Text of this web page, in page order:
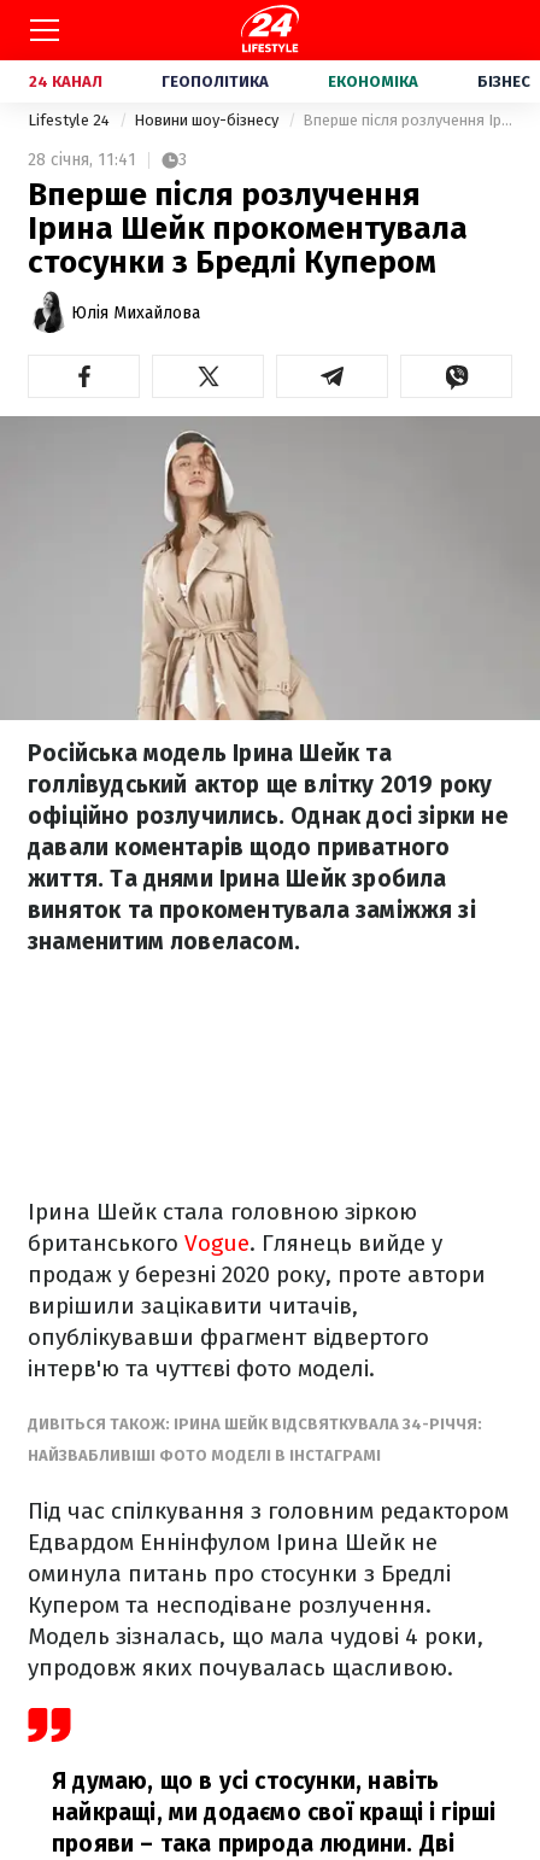
24 КАНАЛ ГЕОПОЛІТИКА ЕКОНОМІКА БІЗНЕС
Lifestyle 24 Новини шоу-бізнесу Вперше після розлучення Ірина Шейк прокоментувала стосунки з Бредлі Купером
28 січня, 11:41 3
Вперше після розлучення
Ірина Шейк прокоментувала
стосунки з Бредлі Купером
Юлія Михайлова
Російська модель Ірина Шейк та
голлівудський актор ще влітку 2019 року
офіційно розлучились. Однак досі зірки не
давали коментарів щодо приватного
життя. Та днями Ірина Шейк зробила
виняток та прокоментувала заміжжя зі
знаменитим ловеласом.
Ірина Шейк стала головною зіркою
британського Vogue. Глянець вийде у
продаж у березні 2020 року, проте автори
вирішили зацікавити читачів,
опублікувавши фрагмент відвертого
інтерв'ю та чуттєві фото моделі.
ДИВІТЬСЯ ТАКОЖ: ІРИНА ШЕЙК ВІДСВЯТКУВАЛА 34-РІЧЧЯ:
НАЙЗВАБЛИВІШІ ФОТО МОДЕЛІ В ІНСТАГРАМІ
Під час спілкування з головним редактором
Едвардом Еннінфулом Ірина Шейк не
оминула питань про стосунки з Бредлі
Купером та несподіване розлучення.
Модель зізналась, що мала чудові 4 роки,
упродовж яких почувалась щасливою.
Я думаю, що в усі стосунки, навіть
найкращі, ми додаємо свої кращі і гірші
прояви – така природа людини. Дві